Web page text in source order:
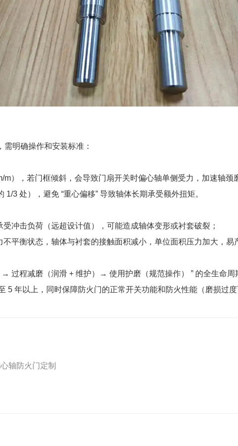
明确操作和安装标准：
），若门框倾斜，会导致门扇开关时偏心轴单侧受力，加速轴颈
3 处），避免 “重心偏移” 导致轴体长期承受额外扭矩。
冲击负荷（远超设计值），可能造成轴体变形或衬套破裂；
平衡状态，轴体与衬套的接触面积减小，单位面积压力加大，易
过程减磨（润滑 + 维护）→ 使用护磨（规范操作） ” 的全生命
5 年以上，同时保障防火门的正常开关功能和防火性能（磨损过
轴防火门定制